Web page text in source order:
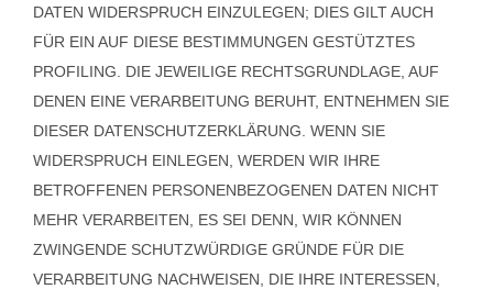
DATEN WIDERSPRUCH EINZULEGEN; DIES GILT AUCH
FÜR EIN AUF DIESE BESTIMMUNGEN GESTÜTZTES
PROFILING. DIE JEWEILIGE RECHTSGRUNDLAGE, AUF
DENEN EINE VERARBEITUNG BERUHT, ENTNEHMEN SIE
DIESER DATENSCHUTZERKLÄRUNG. WENN SIE
WIDERSPRUCH EINLEGEN, WERDEN WIR IHRE
BETROFFENEN PERSONENBEZOGENEN DATEN NICHT
MEHR VERARBEITEN, ES SEI DENN, WIR KÖNNEN
ZWINGENDE SCHUTZWÜRDIGE GRÜNDE FÜR DIE
VERARBEITUNG NACHWEISEN, DIE IHRE INTERESSEN,